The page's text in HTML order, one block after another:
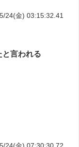
24(金) 03:15:32.41
言われる